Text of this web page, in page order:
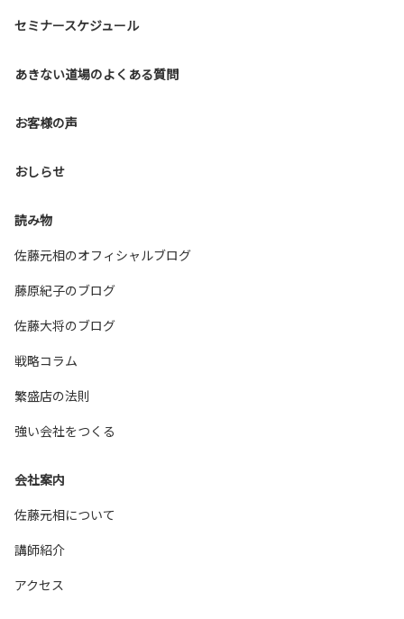
セミナースケジュール
あきない道場のよくある質問
お客様の声
おしらせ
読み物
佐藤元相のオフィシャルブログ
藤原紀子のブログ
佐藤大将のブログ
戦略コラム
繁盛店の法則
強い会社をつくる
会社案内
佐藤元相について
講師紹介
アクセス